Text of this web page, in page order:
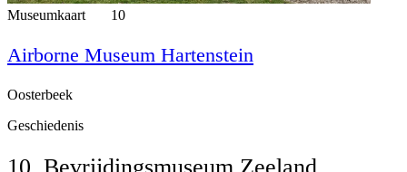
Museumkaart 10
Airborne Museum Hartenstein
Oosterbeek
Geschiedenis
10. Bevrijdingsmuseum Zeeland